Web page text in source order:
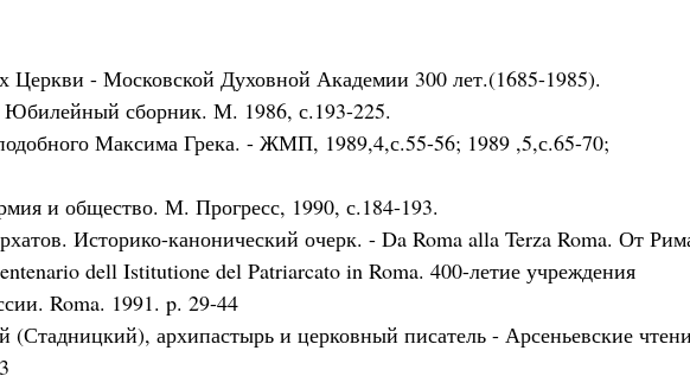
Церкви - Московской Духовной Академии 300 лет.(1685-1985).
Юбилейный сборник. М. 1986, с.193-225.
Максима Грека. - ЖМП, 1989,4,с.55-56; 1989 ,5,с.65-70;
и общество. М. Прогресс, 1990, с.184-193.
Историко-канонический очерк. - Da Roma alla Terza Roma. От
dell Istitutione del Patriarcato in Roma. 400-летие учреждения
Roma. 1991. p. 29-44
архипастырь и церковный писатель - Арсеньевские